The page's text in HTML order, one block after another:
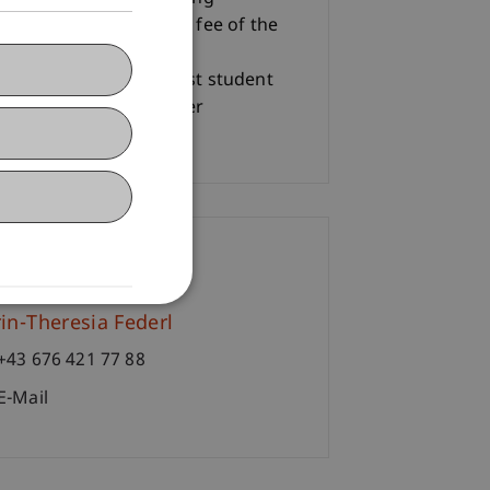
and certification fee of the
CHF + 200,- CHF guest student
students from other
Theresia Federl
676 421 77 88
Mail